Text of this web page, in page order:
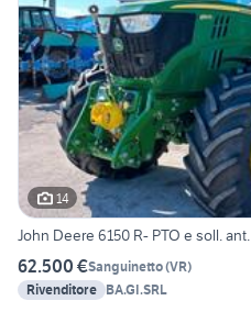
14
John Deere 6150 R- PTO e soll. ant.
62.500 €Sanguinetto(VR)
Rivenditore BA.GI.SRL